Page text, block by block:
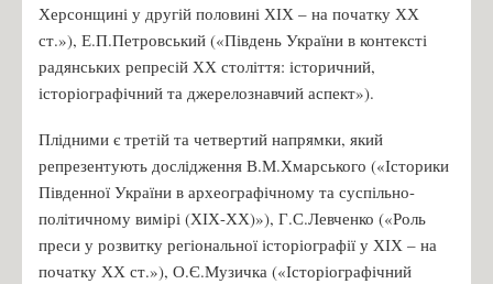
Херсонщині у другій половині ХІХ – на початку ХХ
ст.»), Е.П.Петровський («Південь України в контексті
радянських репресій ХХ століття: історичний,
історіографічний та джерелознавчий аспект»).
Плідними є третій та четвертий напрямки, який
репрезентують дослідження В.М.Хмарського («Історики
Південної України в археографічному та суспільно-
політичному вимірі (ХІХ-ХХ)»), Г.С.Левченко («Роль
преси у розвитку регіональної історіографії у ХІХ – на
початку ХХ ст.»), О.Є.Музичка («Історіографічний